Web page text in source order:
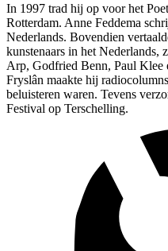
In 1997 trad hij op voor het
Rotterdam. Anne Feddema
Nederlands. Bovendien
kunstenaars in het Nederlands,
Arp, Godfried Benn, Paul Klee
Fryslân maakte hij
beluisteren waren. Tevens
Festival op Terschelling.